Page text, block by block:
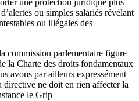
une protection juridique plus
ou simples salariés révélant
ou illégales des
commission parlementaire figure
la Charte des droits fondamentaux
avons par ailleurs expressément
directive ne doit en rien affecter la
le Grip